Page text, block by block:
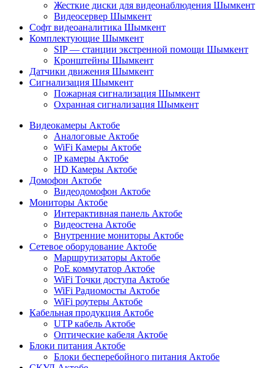
Жесткие диски для видеонаблюдения Шымкент
Видеосервер Шымкент
Софт видеоаналитика Шымкент
Комплектующие Шымкент
SIP — станции экстренной помощи Шымкент
Кронштейны Шымкент
Датчики движения Шымкент
Сигнализация Шымкент
Пожарная сигнализация Шымкент
Охранная сигнализация Шымкент
Видеокамеры Актобе
Аналоговые Актобе
WiFi Камеры Актобе
IP камеры Актобе
HD Камеры Актобе
Домофон Актобе
Видеодомофон Актобе
Мониторы Актобе
Интерактивная панель Актобе
Видеостена Актобе
Внутренние мониторы Актобе
Сетевое оборудование Актобе
Маршрутизаторы Актобе
PoE коммутатор Актобе
WiFi Точки доступа Актобе
WiFi Радиомосты Актобе
WiFi роутеры Актобе
Кабельная продукция Актобе
UTP кабель Актобе
Оптические кабеля Актобе
Блоки питания Актобе
Блоки бесперебойного питания Актобе